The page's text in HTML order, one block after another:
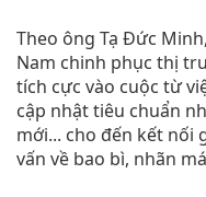
Theo ông Tạ Đức
Nam chinh phục thị
tích cực vào cuộc từ
cập nhật tiêu chuẩn
mới... cho đến kết nối
vấn về bao bì, nhãn